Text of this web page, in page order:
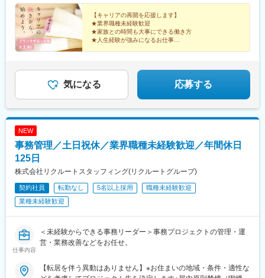
社およびすべての事業所※リモートワークを許可された場合は自宅
またはサテライトオフィス※サテライトオフィスの有無はエリアに
よって異なります※事業所の変更を伴わずに、出張を命じることが
あります
都)、六本木駅、青山一丁目駅、中目黒駅、二子玉川駅、錦糸町
駅、東陽町駅、立会川駅、東北沢駅、成城学園前駅、荻窪駅、立
川北駅、調布駅、新高島駅、京急川崎駅、溝の口駅、日吉駅(神奈
川県)、浦和駅、京成成田駅、淀屋橋駅、高槻駅、あおば通駅、大
阪梅田駅(阪神線)、竹橋駅、北品川駅、新宿駅(東京メトロ)、神泉
上野広小路駅、秋葉原駅、汐留駅、大崎広小路駅、新日本橋駅、
新御茶ノ水駅、水道橋駅、麹町駅、西早稲田駅、三越前駅、銀座
駅、溜池山王駅、六本木一丁目駅、外苑前駅、祐天寺駅、二子新
町駅、五反田駅、小川町駅(東京都)、九段下駅、下落合駅、銀座一
駅、横浜駅、武蔵溝ノ口駅、北浜駅(大阪府)
【キャリアの再開を応援します】
★業界職種未経験歓迎
★家族との時間も大事にできる働き方
★人生経験が強みになるお仕事
気になる 応募する
NEW
事務管理／土日祝休／業界職種未経験歓迎／年間休日
125日
株式会社リクルートスタッフィング(リクルートグループ)
契約社員 転勤なし 5名以上採用
職種未経験歓迎
業種未経験歓迎
仕事内容
＜未経験からできる事務リーダー＞事務プロジェクトの管理・運
営・業務改善などをお任せ。
【転居を伴う異動はありません】※お住まいの地域・条件・適性な